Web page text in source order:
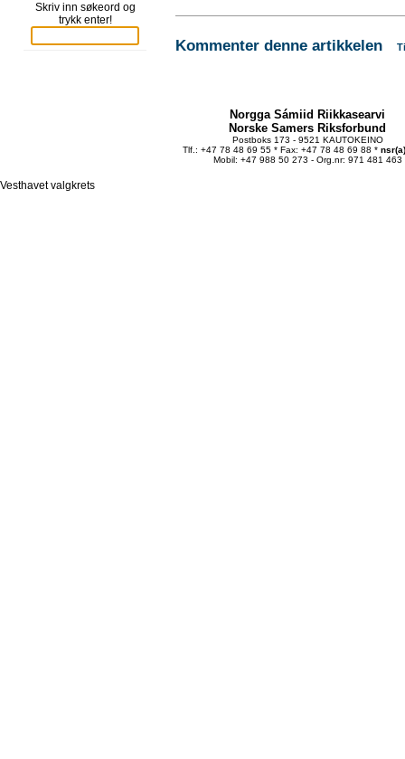
Skriv inn søkeord og
trykk enter!
Kommenter denne artikkelen
Norgga Sámiid Riikkasearvi
Norske Samers Riksforbund
Postboks 173 - 9521 KAUTOKEINO
Tlf.: +47 78 48 69 55 * Fax: +47 78 48 69 88 *
Mobil: +47 988 50 273 - Org.nr: 971 481 463
Vesthavet valgkrets